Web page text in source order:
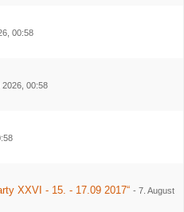
00:58
2026, 00:58
XXVI - 15. - 17.09 2017“ - 7. August